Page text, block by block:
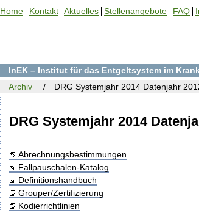
DRG Systemjahr 2014
Abrechnungsbestimmungen
Fallpauschalen-Katalog
Definitionshandbuch
Grouper/Zertifizierung
Kodierrichtlinien
InEK – Institut für das Entgeltsystem im
Archiv
DRG Systemjahr 2014 Datenjahr
Home Kontakt Aktuelles Stellenangebote FAQ